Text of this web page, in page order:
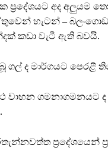
ප්‍රදේශයට අද අලුයම
හැටන් – බලංගොඩ
කඩා වැටී ඇති බවයි.
ගල් ද මාර්ගයට පෙරළී
වාහන ගමනාගමනයට ද
ප්‍රදේශයෙන්